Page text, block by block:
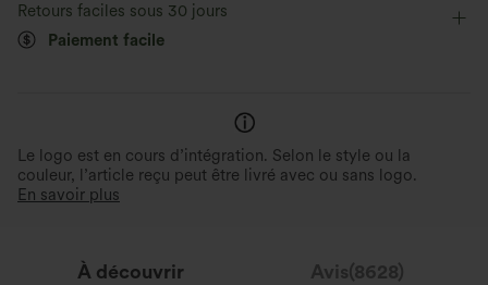
Stretch horizontal x2 ; stretch vertical x1,6
durable
Aide à conserver une allure
Retours faciles sous 30 jours
Paiement facile
Le logo est en cours d’intégration. Selon le style ou la
couleur, l’article reçu peut être livré avec ou sans logo.
En savoir plus
À découvrir Avis(8628)